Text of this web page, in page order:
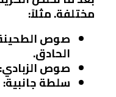
مختلفة. مثلاً:
صوص
الحادق.
صوص الزبادي
سلطة جانبية: